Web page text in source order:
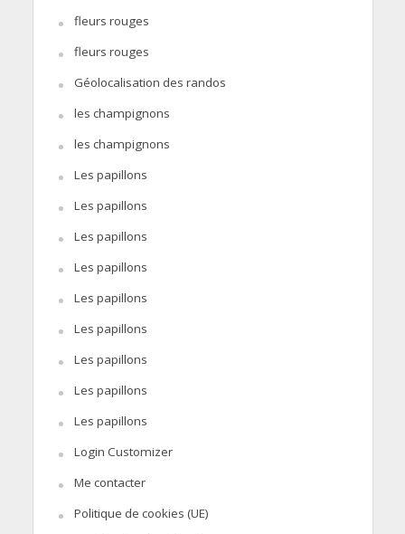
fleurs rouges
fleurs rouges
Géolocalisation des randos
les champignons
les champignons
Les papillons
Les papillons
Les papillons
Les papillons
Les papillons
Les papillons
Les papillons
Les papillons
Les papillons
Login Customizer
Me contacter
Politique de cookies (UE)